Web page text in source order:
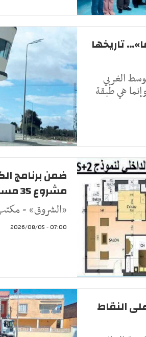
تاريخها
الغربي
هي طبقة
ضمن برنامج
مشروع 35 مسكنًا بصفاقس
«الشروق» -
07:00 - 2026/08/05
النقاط